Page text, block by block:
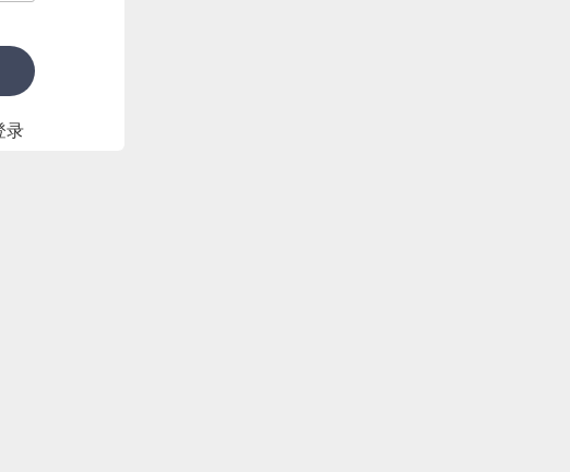
录